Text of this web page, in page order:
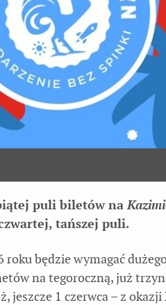
puli biletów na
tańszej puli.
roku będzie wymagać
na tegoroczną, już
jeszcze 1 czerwca – z